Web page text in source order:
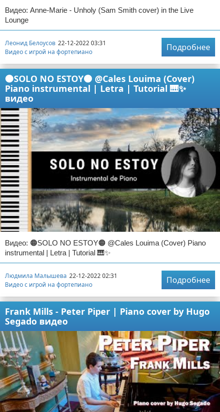
Видео: Anne-Marie - Unholy (Sam Smith cover) in the Live
Lounge
Леонид Белоусов 22-12-2022 03:31
Видео с игрой на фортепиано
Подробнее
🟠SOLO NO ESTOY🟠 @Cales Louima (Cover)
Piano instrumental | Letra | Tutorial 🎹✨
видео
Видео: 🟠SOLO NO ESTOY🟠 @Cales Louima (Cover) Piano
instrumental | Letra | Tutorial 🎹✨
Людмила Малышева 22-12-2022 02:31
Видео с игрой на фортепиано
Подробнее
Frank Mills - Peter Piper | Piano cover by Hugo
Segado видео